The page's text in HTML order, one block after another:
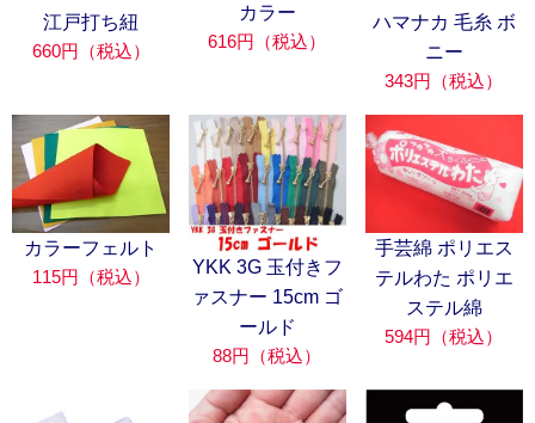
江戸打ち紐
660円（税込）
カラー
616円（税込）
ハマナカ 毛糸 ボ
ニー
343円（税込）
カラーフェルト
115円（税込）
YKK 3G 玉付きフ
ァスナー 15cm ゴ
ールド
88円（税込）
手芸綿 ポリエス
テルわた ポリエ
ステル綿
594円（税込）